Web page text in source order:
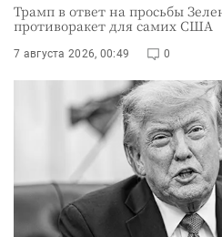
Трамп в ответ на просьбы
противоракет для самих США
7 августа 2026, 00:49 0